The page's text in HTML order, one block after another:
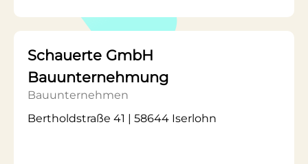
Schauerte GmbH
Bauunternehmung
Bauunternehmen
Bertholdstraße 41 | 58644 Iserlohn